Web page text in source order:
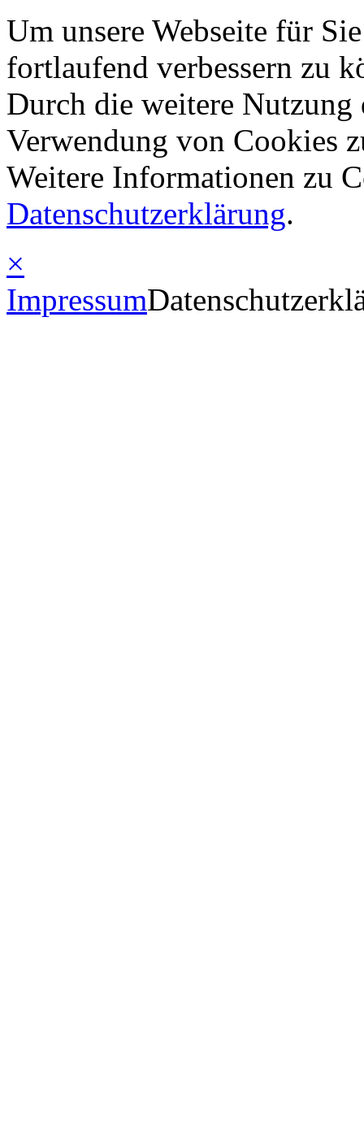
Um unsere Webseite für
fortlaufend verbessern zu
Durch die weitere Nutzung
Verwendung von Cookies
Weitere Informationen zu
Datenschutzerklärung.
×
Impressum